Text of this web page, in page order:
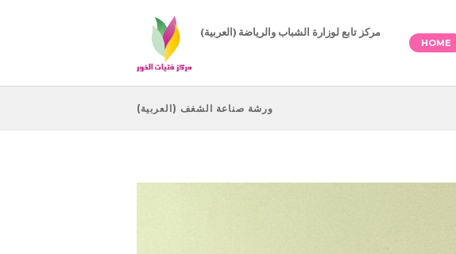
(العربية) مركز تابع لوزارة الشباب والرياضة
HOME
(العربية) ورشة صناعة الشغف